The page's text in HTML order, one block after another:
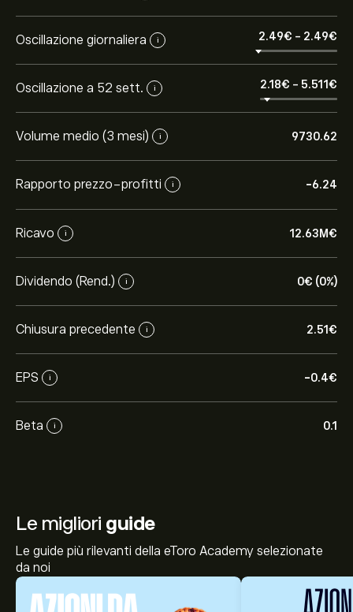
Oscillazione giornaliera i 2.49‎€‎ - 2.49‎€‎
Oscillazione a 52 sett. i 2.18‎€‎ - 5.511‎€‎
Volume medio (3 mesi) i 9730.62
Rapporto prezzo-profitti i -6.24
Ricavo i 12.63M‎€‎
Dividendo (Rend.) i 0‎€‎ (0%)
Chiusura precedente i 2.51‎€‎
EPS i -0.4‎€‎
Beta i 0.1
Le migliori guide
Le guide più rilevanti della eToro Academy selezionate
da noi